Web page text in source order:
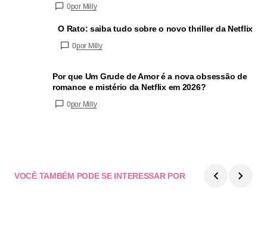
0por Milly
O Rato: saiba tudo sobre o novo thriller da Netflix
0por Milly
Por que Um Grude de Amor é a nova obsessão de
romance e mistério da Netflix em 2026?
0por Milly
VOCÊ TAMBÉM PODE SE INTERESSAR POR